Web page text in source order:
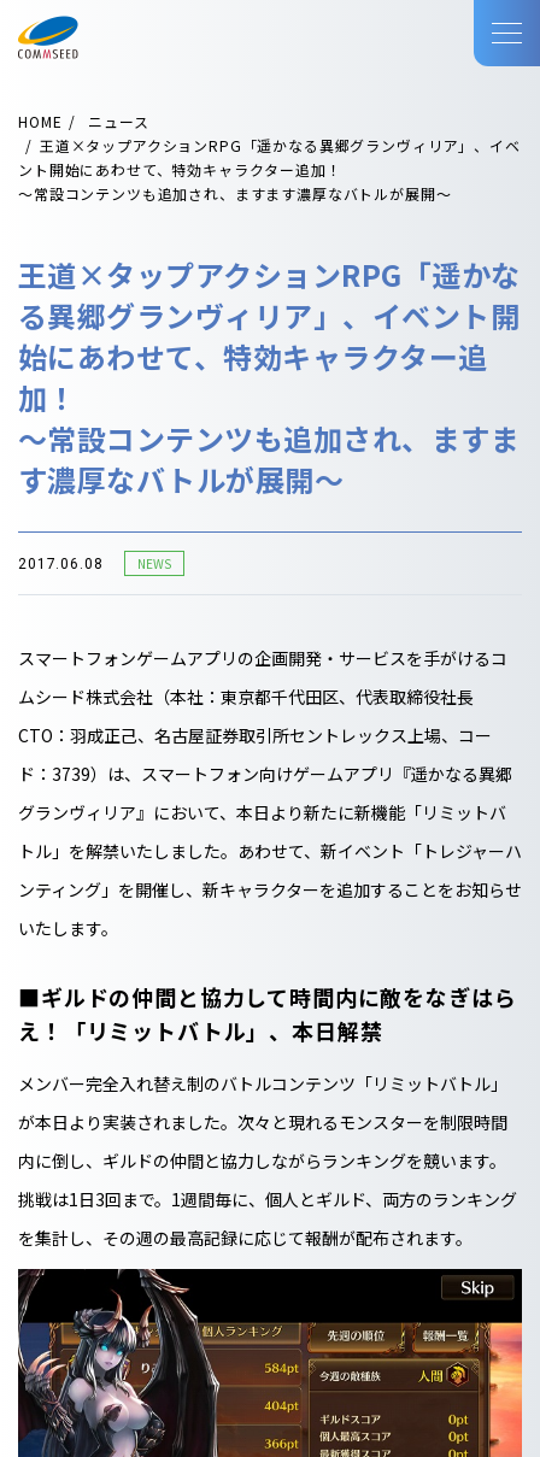
HOME
ニュース
王道×タップアクションRPG「遥かなる異郷グランヴィリア」、イベ
ント開始にあわせて、特効キャラクター追加！
～常設コンテンツも追加され、ますます濃厚なバトルが展開～
王道×タップアクションRPG「遥かな
る異郷グランヴィリア」、イベント開
始にあわせて、特効キャラクター追
加！
～常設コンテンツも追加され、ますま
す濃厚なバトルが展開～
2017.06.08 NEWS
スマートフォンゲームアプリの企画開発・サービスを手がけるコ
ムシード株式会社（本社：東京都千代田区、代表取締役社長
CTO：羽成正己、名古屋証券取引所セントレックス上場、コー
ド：3739）は、スマートフォン向けゲームアプリ『遥かなる異郷
グランヴィリア』において、本日より新たに新機能「リミットバ
トル」を解禁いたしました。あわせて、新イベント「トレジャーハ
ンティング」を開催し、新キャラクターを追加することをお知らせ
いたします。
■ギルドの仲間と協力して時間内に敵をなぎはら
え！「リミットバトル」、本日解禁
メンバー完全入れ替え制のバトルコンテンツ「リミットバトル」
が本日より実装されました。次々と現れるモンスターを制限時間
内に倒し、ギルドの仲間と協力しながらランキングを競います。
挑戦は1日3回まで。1週間毎に、個人とギルド、両方のランキング
を集計し、その週の最高記録に応じて報酬が配布されます。